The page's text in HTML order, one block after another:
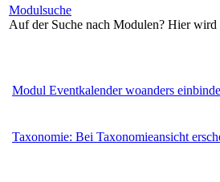
Modulsuche
Auf der Suche nach Modulen? Hier
Modul Eventkalender woanders
Taxonomie: Bei Taxonomieansicht